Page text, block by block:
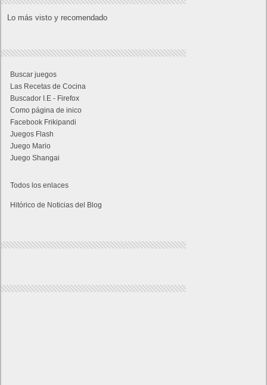
Lo más visto y recomendado
Buscar juegos
Las Recetas de Cocina
Buscador I.E - Firefox
Como página de inico
Facebook Frikipandi
Juegos Flash
Juego Mario
Juego Shangai
Todos los enlaces
Hitórico de Noticias del Blog